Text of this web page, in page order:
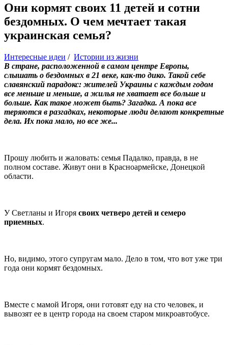
Они кормят своих 11 детей и сотни
бездомных. О чем мечтает такая
украинская семья?
Интересные идеи / Истории из жизни
В стране, расположенной в самом центре Европы,
слышать о бездомных в 21 веке, как-то дико. Такой себе
славянский парадокс: жителей Украины с каждым годом
все меньше и меньше, а жилья не хватает все больше и
больше. Как такое может быть? Загадка. А пока все
теряются в разгадках, некоторые люди делают конкретные
дела. Их пока мало, но все же...
Прошу любить и жаловать: семья Падалко, правда, в не
полном составе. Живут они в Красноармейске, Донецкой
области.
У Светланы и Игоря своих четверо детей и семеро
приемных.
Но, видимо, этого супругам мало. Дело в том, что вот уже три
года они кормят бездомных.
Вместе с мамой Игоря, они готовят еду на сто человек, и
вывозят ее в центр города на своем старом микроавтобусе.